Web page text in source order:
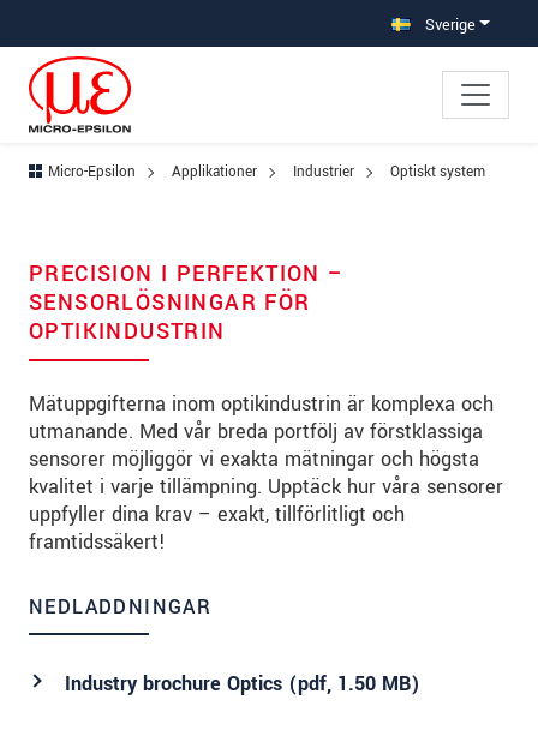
Sverige
Micro-Epsilon Applikationer Industrier Optiskt system
PRECISION I PERFEKTION –
SENSORLÖSNINGAR FÖR
OPTIKINDUSTRIN
Mätuppgifterna inom optikindustrin är komplexa och
utmanande. Med vår breda portfölj av förstklassiga
sensorer möjliggör vi exakta mätningar och högsta
kvalitet i varje tillämpning. Upptäck hur våra sensorer
uppfyller dina krav – exakt, tillförlitligt och
framtidssäkert!
NEDLADDNINGAR
Industry brochure Optics (pdf, 1.50 MB)